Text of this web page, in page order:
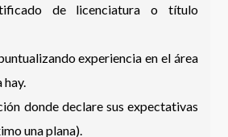
de licenciatura o título
experiencia en el área
hay.
donde declare sus expectativas
una plana).